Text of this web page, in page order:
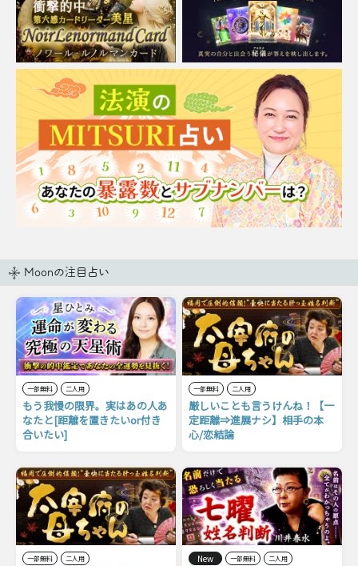
Moonの注目占い
一部無料 二人用
もう我慢の限界。実はあの人あ
なたと[距離を置きたいor付き
合いたい]
一部無料 二人用
厳しいことも言うけんね！【一
定距離⇒進展ナシ】相手の本
心/恋結論
一部無料 二人用 New 一部無料 二人用